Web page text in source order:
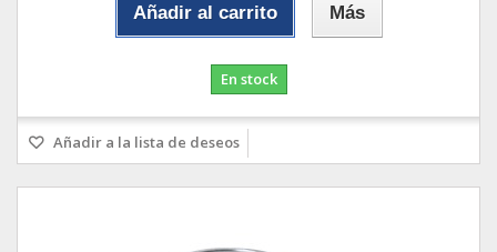
Añadir al carrito Más
En stock
Añadir a la lista de deseos